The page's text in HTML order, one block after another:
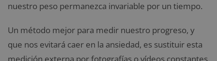
nuestro peso permanezca invariable por un tiempo.
Un método mejor para medir nuestro progreso, y
que nos evitará caer en la ansiedad, es sustituir esta
medición externa por fotografías o vídeos constantes